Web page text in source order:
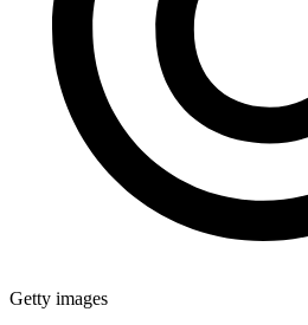
Getty images